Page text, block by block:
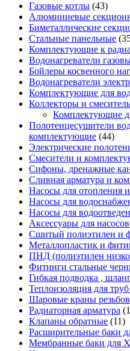
Газовые котлы (43)
Алюминиевые
Биметаллические
Стальные панельные
Комплектующие к
Водонагреватели
Бойлеры косвенного
Водонагреватели
Комплектующие для
Коллекторы и
Комплектующие
Полотенцесушители
комплектующие (44)
Электрические
Смесители и
Сифоны, дренажные
Сливная арматура и
Насосы для отопления
Насосы для
Насосы для
Аксессуары для
Сшитый полиэтилен и
Металлопластик и
ПНД (полиэтилен
Фитинги стальные
Гибкая подводка ,
Теплоизоляция для
Шаровые краны
Радиаторная арматура
Клапаны обратные (11)
Расширительные баки
Мембранные баки для